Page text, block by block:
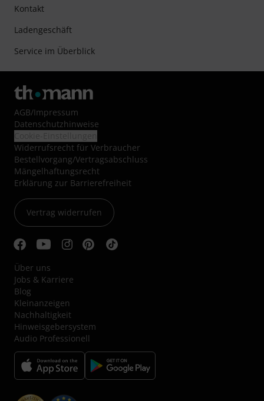
Kontakt
Ladengeschäft
Service im Überblick
AGB/Impressum
Datenschutzhinweise
Widerrufsrecht für Verbraucher
Bestellvorgang/Vertragsabschluss
Mängelhaftungsrecht
Erklärung zur Barrierefreiheit
Vertrag widerrufen
Über uns
Jobs & Karriere
Blog
Kleinanzeigen
Nachhaltigkeit
Hinweisgebersystem
Audio Professionell